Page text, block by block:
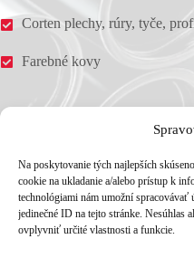
Na poskytovanie tých najlepších
cookie na ukladanie a/alebo prístup k
technológiami nám umožní spracovávať
jedinečné ID na tejto stránke. Nesúhlas
ovplyvniť určité vlastnosti a funkcie.
Corten plechy, rúry, tyče,
Farebné kovy
Stará Vajnorská 39, 831
Telefón
+421 911 449 162
+421 911 449 120
E-mail